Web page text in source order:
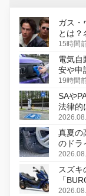
ガス・
とは？
初のデ
15時間
電気自
安や申
19時間
SAや
法律的
真夏の
のドラ
スズキ
「
変更し